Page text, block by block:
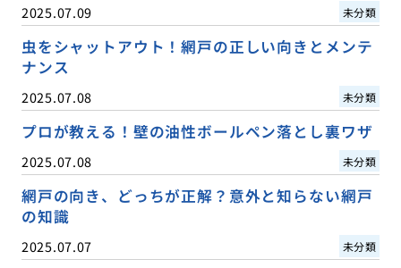
2025.07.09 未分類
虫をシャットアウト！網戸の正しい向きとメンテ
ナンス
2025.07.08 未分類
プロが教える！壁の油性ボールペン落とし裏ワザ
2025.07.08 未分類
網戸の向き、どっちが正解？意外と知らない網戸
の知識
2025.07.07 未分類